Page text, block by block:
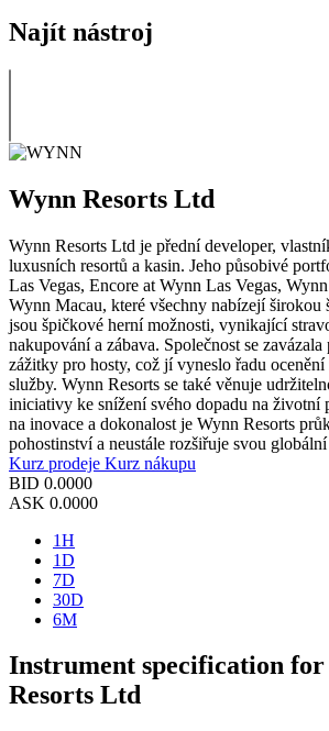
Najít nástroj
Wynn Resorts Ltd
Wynn Resorts Ltd je přední developer,
luxusních resortů a kasin. Jeho působivé
Las Vegas, Encore at Wynn Las Vegas,
Wynn Macau, které všechny nabízejí širokou
jsou špičkové herní možnosti, vynikající
nakupování a zábava. Společnost se
zážitky pro hosty, což jí vyneslo řadu ocenění
služby. Wynn Resorts se také věnuje
iniciativy ke snížení svého dopadu na životní
na inovace a dokonalost je Wynn Resorts
pohostinství a neustále rozšiřuje svou
Kurz prodeje Kurz nákupu
BID 0.0000
ASK 0.0000
1H
1D
7D
30D
6M
Instrument specification
Resorts Ltd